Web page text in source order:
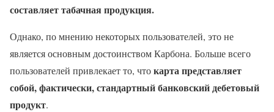
составляет табачная продукция.
Однако, по мнению некоторых пользователей, это не
является основным достоинством Карбона. Больше всего
пользователей привлекает то, чтокарта представляет
собой, фактически, стандартный банковский дебетовый
продукт.